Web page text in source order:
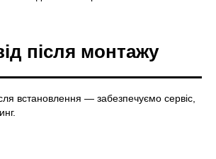
після монтажу
встановлення — забезпечуємо сервіс,